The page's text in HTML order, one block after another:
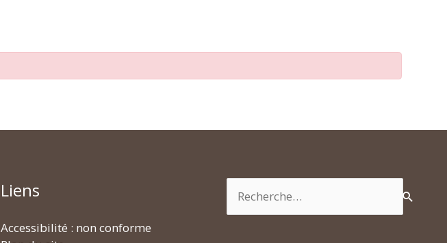
Liens
Accessibilité : non conforme